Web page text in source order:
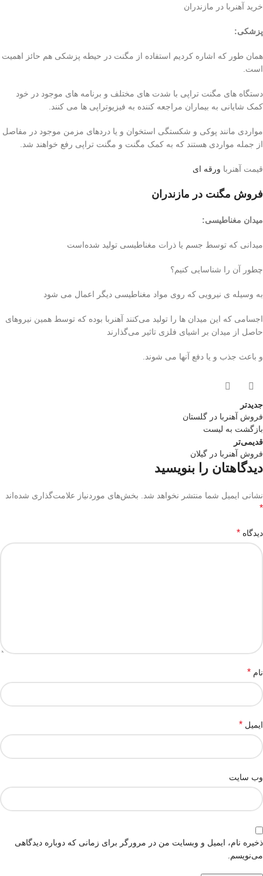
خرید آهنربا در مازندران
پزشکی:
همان طور که اشاره کردیم استفاده از مگنت در حیطه پزشکی هم حائز اهمیت
است.
دستگاه های مگنت تراپی با شدت های مختلف و برنامه های موجود در خود
کمک شایانی به بيماران مراجعه کننده به فیزیوتراپی ها می کنند.
مواردی مانند پوکی و شکستگی استخوان و یا دردهای مزمن موجود در مفاصل
از جمله مواردی هستند که به کمک مگنت و مگنت تراپی رفع خواهند شد.
قیمت آهنربا ورقه ای
فروش مگنت در مازندران
میدان مغناطیسی:
میدانی که توسط جسم یا ذرات مغناطیسی تولید شده‌است
چطور آن را شناسایی کنیم؟
به وسیله ی نیرویی که روی مواد مغناطیسی ‌دیگر اعمال می شود
اجسامی که این میدان ها را تولید می‌کنند آهنربا بوده که توسط همین نیروهای
حاصل از میدان بر اشیای فلزی تاثیر می‌گذارند
و باعث جذب و یا دفع آنها می شوند.
جدیدتر
فروش آهنربا در گلستان
بازگشت به لیست
قدیمی‌تر
فروش آهنربا در گیلان
دیدگاهتان را بنویسید
نشانی ایمیل شما منتشر نخواهد شد. بخش‌های موردنیاز علامت‌گذاری شده‌اند
*
دیدگاه *
نام *
ایمیل *
وب‌ سایت
ذخیره نام، ایمیل و وبسایت من در مرورگر برای زمانی که دوباره دیدگاهی
می‌نویسم.